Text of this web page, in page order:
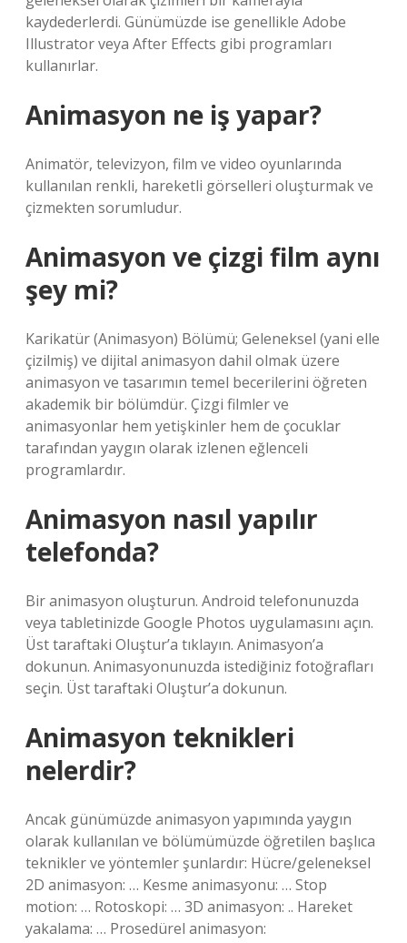
kaydederlerdi. Günümüzde ise genellikle Adobe
Illustrator veya After Effects gibi programları
kullanırlar.
Animasyon ne iş yapar?
Animatör, televizyon, film ve video oyunlarında
kullanılan renkli, hareketli görselleri oluşturmak ve
çizmekten sorumludur.
Animasyon ve çizgi film aynı
şey mi?
Karikatür (Animasyon) Bölümü; Geleneksel (yani elle
çizilmiş) ve dijital animasyon dahil olmak üzere
animasyon ve tasarımın temel becerilerini öğreten
akademik bir bölümdür. Çizgi filmler ve
animasyonlar hem yetişkinler hem de çocuklar
tarafından yaygın olarak izlenen eğlenceli
programlardır.
Animasyon nasıl yapılır
telefonda?
Bir animasyon oluşturun. Android telefonunuzda
veya tabletinizde Google Photos uygulamasını açın.
Üst taraftaki Oluştur’a tıklayın. Animasyon’a
dokunun. Animasyonunuzda istediğiniz fotoğrafları
seçin. Üst taraftaki Oluştur’a dokunun.
Animasyon teknikleri
nelerdir?
Ancak günümüzde animasyon yapımında yaygın
olarak kullanılan ve bölümümüzde öğretilen başlıca
teknikler ve yöntemler şunlardır: Hücre/geleneksel
2D animasyon: … Kesme animasyonu: … Stop
motion: … Rotoskopi: … 3D animasyon: .. Hareket
yakalama: … Prosedürel animasyon: